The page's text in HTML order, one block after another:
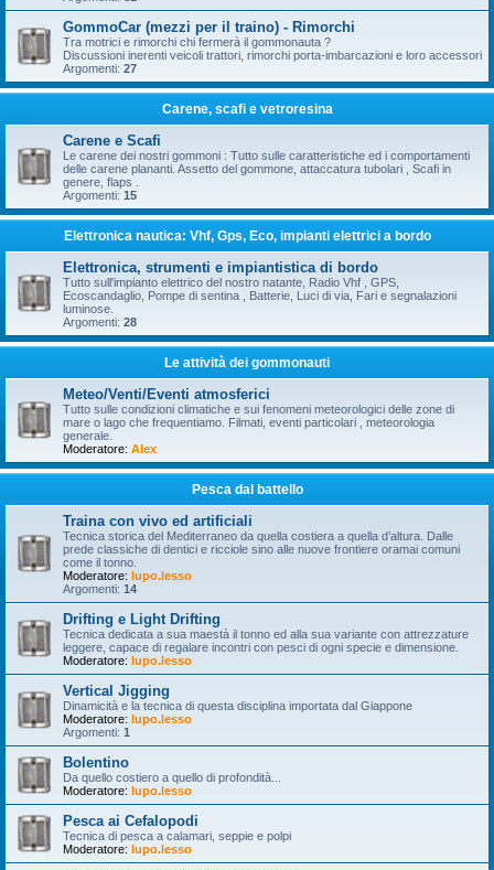
GommoCar (mezzi per il traino) - Rimorchi
Tra motrici e rimorchi chi fermerà il gommonauta ?
Discussioni inerenti veicoli trattori, rimorchi porta-imbarcazioni e loro accessori
Argomenti: 27
Carene, scafi e vetroresina
Carene e Scafi
Le carene dei nostri gommoni : Tutto sulle caratteristiche ed i comportamenti
delle carene plananti. Assetto del gommone, attaccatura tubolari , Scafi in
genere, flaps .
Argomenti: 15
Elettronica nautica: Vhf, Gps, Eco, impianti elettrici a bordo
Elettronica, strumenti e impiantistica di bordo
Tutto sull'impianto elettrico del nostro natante, Radio Vhf , GPS,
Ecoscandaglio, Pompe di sentina , Batterie, Luci di via, Fari e segnalazioni
luminose.
Argomenti: 28
Le attività dei gommonauti
Meteo/Venti/Eventi atmosferici
Tutto sulle condizioni climatiche e sui fenomeni meteorologici delle zone di
mare o lago che frequentiamo. Filmati, eventi particolari , meteorologia
generale.
Moderatore: Alex
Pesca dal battello
Traina con vivo ed artificiali
Tecnica storica del Mediterraneo da quella costiera a quella d’altura. Dalle
prede classiche di dentici e ricciole sino alle nuove frontiere oramai comuni
come il tonno.
Moderatore: lupo.lesso
Argomenti: 14
Drifting e Light Drifting
Tecnica dedicata a sua maestà il tonno ed alla sua variante con attrezzature
leggere, capace di regalare incontri con pesci di ogni specie e dimensione.
Moderatore: lupo.lesso
Vertical Jigging
Dinamicità e la tecnica di questa disciplina importata dal Giappone
Moderatore: lupo.lesso
Argomenti: 1
Bolentino
Da quello costiero a quello di profondità...
Moderatore: lupo.lesso
Pesca ai Cefalopodi
Tecnica di pesca a calamari, seppie e polpi
Moderatore: lupo.lesso